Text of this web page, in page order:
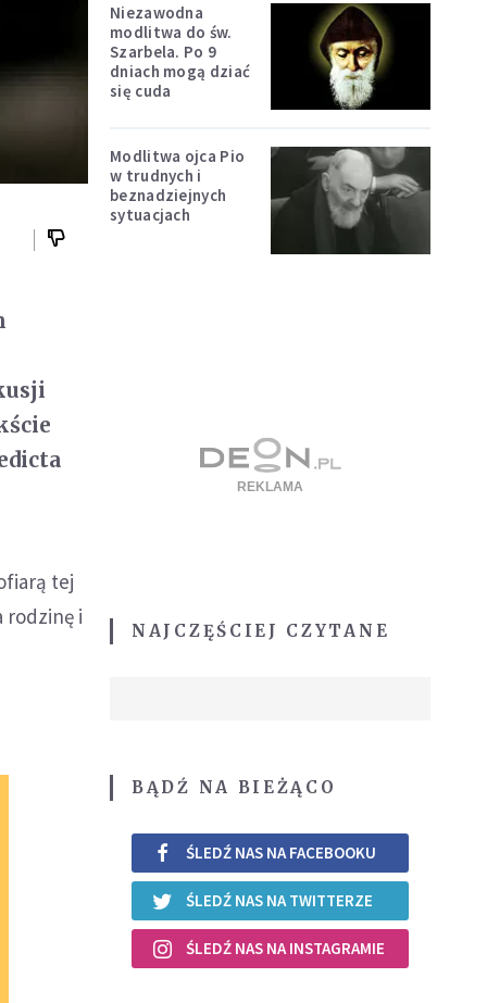
tej
rodzinę i
Niezawodna
modlitwa do św.
Szarbela. Po 9
dniach mogą dziać
się cuda
Modlitwa ojca Pio
w trudnych i
beznadziejnych
sytuacjach
NAJCZĘŚCIEJ CZYTANE
BĄDŹ NA BIEŻĄCO
ŚLEDŹ NAS NA FACEBOOKU
ŚLEDŹ NAS NA TWITTERZE
ŚLEDŹ NAS NA INSTAGRAMIE